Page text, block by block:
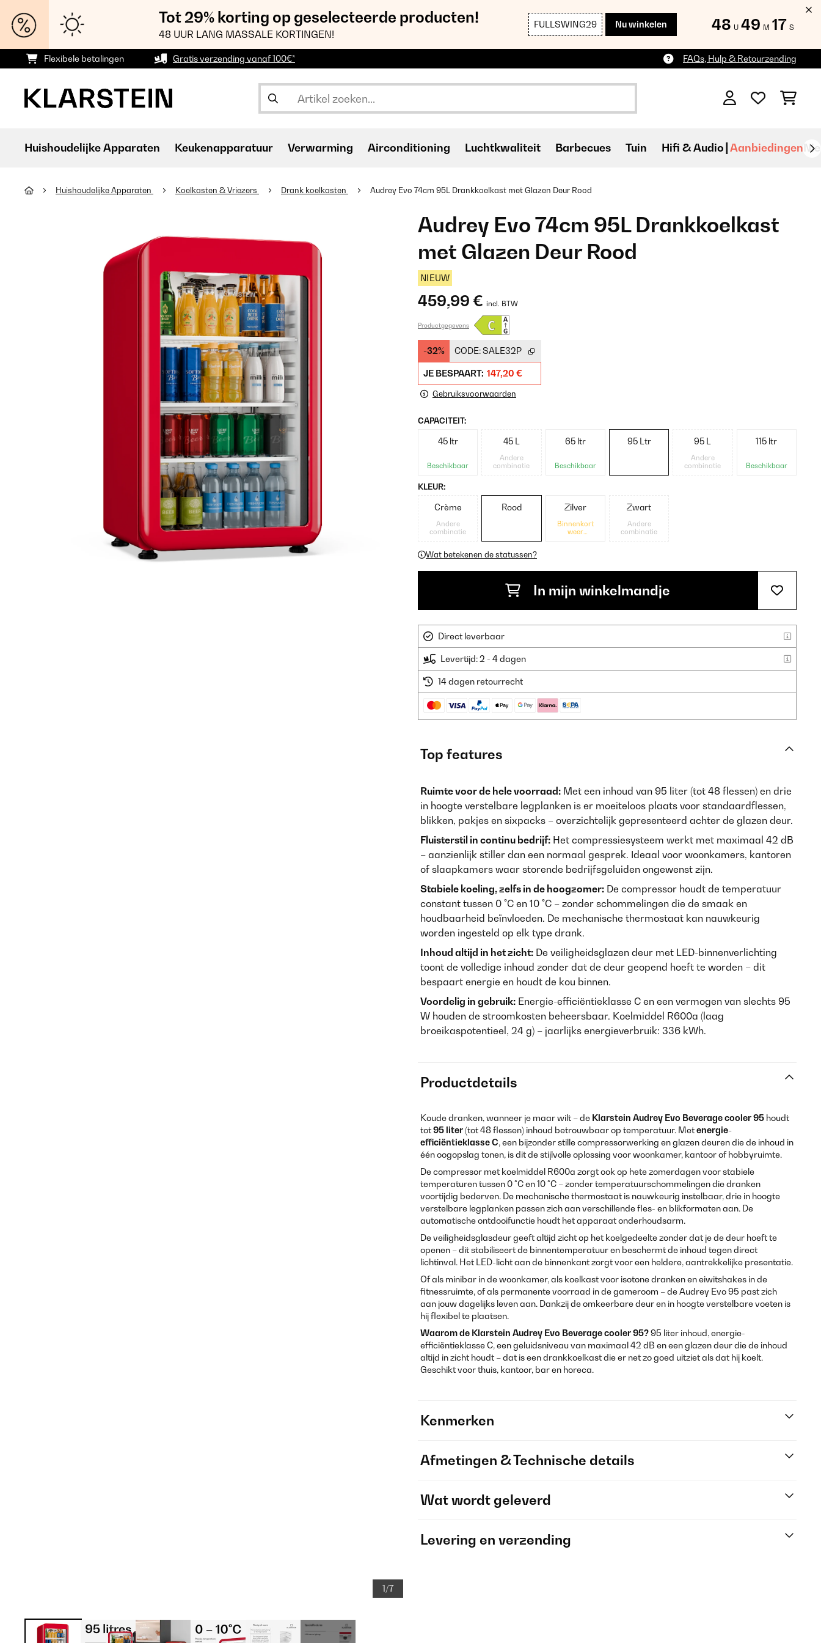
Tot 29% korting op geselecteerde producten!
48 UUR LANG MASSALE KORTINGEN!
FULLSWING29 Nu winkelen 48 U 49 M 15 S
Flexibele betalingen Gratis verzending vanaf 100€* FAQs, Hulp & Retourzending
Huishoudelijke Apparaten Keukenapparatuur Verwarming Airconditioning Luchtkwaliteit Barbecues Tuin Hifi & Audio Aanbiedingen
Huishoudelijke Apparaten Koelkasten & Vriezers Drank koelkasten Audrey Evo 74cm 95L Drankkoelkast met Glazen Deur Rood
1/7
Audrey Evo 74cm 95L Drankkoelkast
met Glazen Deur Rood
NIEUW
459,99 € incl. BTW
Productgegevens
-32% CODE:SALE32P
JE BESPAART: 147,20 €
Gebruiksvoorwaarden
CAPACITEIT:
45 ltr
Beschikbaar
45 L
Andere
combinatie
65 ltr
Beschikbaar
95 Ltr 95 L
Andere
combinatie
115 ltr
Beschikbaar
KLEUR:
Crème
Andere
combinatie
Rood Zilver
Binnenkort
weer
Zwart
Andere
combinatie
Wat betekenen de statussen?
In mijn winkelmandje
Direct leverbaar
Levertijd: 2 - 4 dagen
14 dagen retourrecht
Top features
Ruimte voor de hele voorraad: Met een inhoud van 95 liter (tot 48 flessen) en drie
in hoogte verstelbare legplanken is er moeiteloos plaats voor standaardflessen,
blikken, pakjes en sixpacks – overzichtelijk gepresenteerd achter de glazen deur.
Fluisterstil in continu bedrijf: Het compressiesysteem werkt met maximaal 42 dB
– aanzienlijk stiller dan een normaal gesprek. Ideaal voor woonkamers, kantoren
of slaapkamers waar storende bedrijfsgeluiden ongewenst zijn.
Stabiele koeling, zelfs in de hoogzomer: De compressor houdt de temperatuur
constant tussen 0 °C en 10 °C – zonder schommelingen die de smaak en
houdbaarheid beïnvloeden. De mechanische thermostaat kan nauwkeurig
worden ingesteld op elk type drank.
Inhoud altijd in het zicht: De veiligheidsglazen deur met LED-binnenverlichting
toont de volledige inhoud zonder dat de deur geopend hoeft te worden – dit
bespaart energie en houdt de kou binnen.
Voordelig in gebruik: Energie-efficiëntieklasse C en een vermogen van slechts 95
W houden de stroomkosten beheersbaar. Koelmiddel R600a (laag
broeikaspotentieel, 24 g) – jaarlijks energieverbruik: 336 kWh.
Productdetails
Koude dranken, wanneer je maar wilt – de Klarstein Audrey Evo Beverage cooler 95 houdt
tot95 liter(tot 48 flessen) inhoud betrouwbaar op temperatuur. Metenergie-
efficiëntieklasse C, een bijzonder stille compressorwerking en glazen deuren die de inhoud in
één oogopslag tonen, is dit de stijlvolle oplossing voor woonkamer, kantoor of hobbyruimte.
De compressor met koelmiddel R600a zorgt ook op hete zomerdagen voor stabiele
temperaturen tussen 0 °C en 10 °C – zonder temperatuurschommelingen die dranken
voortijdig bederven. De mechanische thermostaat is nauwkeurig instelbaar, drie in hoogte
verstelbare legplanken passen zich aan verschillende fles- en blikformaten aan. De
automatische ontdooifunctie houdt het apparaat onderhoudsarm.
De veiligheidsglasdeur geeft altijd zicht op het koelgedeelte zonder dat je de deur hoeft te
openen – dit stabiliseert de binnentemperatuur en beschermt de inhoud tegen direct
lichtinval. Het LED-licht aan de binnenkant zorgt voor een heldere, aantrekkelijke presentatie.
Of als minibar in de woonkamer, als koelkast voor isotone dranken en eiwitshakes in de
fitnessruimte, of als permanente voorraad in de gameroom – de Audrey Evo 95 past zich
aan jouw dagelijks leven aan. Dankzij de omkeerbare deur en in hoogte verstelbare voeten is
hij flexibel te plaatsen.
Waarom de Klarstein Audrey Evo Beverage cooler 95?95 liter inhoud, energie-
efficiëntieklasse C, een geluidsniveau van maximaal 42 dB en een glazen deur die de inhoud
altijd in zicht houdt – dat is een drankkoelkast die er net zo goed uitziet als dat hij koelt.
Geschikt voor thuis, kantoor, bar en horeca.
Kenmerken
Afmetingen & Technische details
Wat wordt geleverd
Levering en verzending